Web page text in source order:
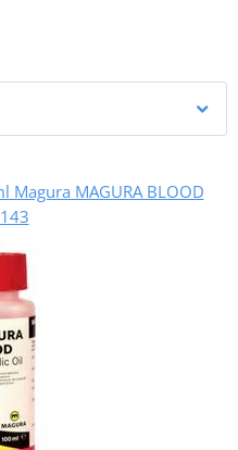
Magura MAGURA BLOOD